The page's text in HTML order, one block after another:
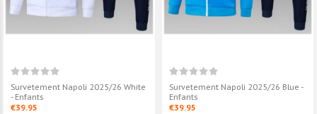
Survetement Napoli 2025/26 White
- Enfants
€39.95
Survetement Napoli 2025/26 Blue -
Enfants
€39.95